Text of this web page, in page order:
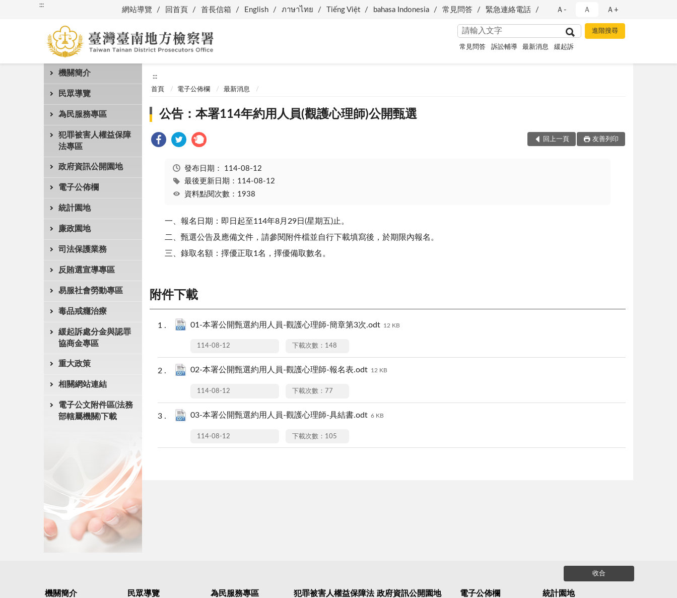
:::
網站導覽 回首頁 首長信箱 English ภาษาไทย Tiếng Việt bahasa Indonesia 常見問答 緊急連絡電話 Ａ- Ａ Ａ+
常見問答 訴訟輔導 最新消息 緩起訴
機關簡介
民眾導覽
為民服務專區
犯罪被害人權益保障
法專區
政府資訊公開園地
電子公佈欄
統計園地
廉政園地
司法保護業務
反賄選宣導專區
易服社會勞動專區
毒品戒癮治療
緩起訴處分金與認罪
協商金專區
重大政策
相關網站連結
電子公文附件區(法務
部轄屬機關)下載
:::
首頁 電子公佈欄 最新消息
公告：本署114年約用人員(觀護心理師)公開甄選
回上一頁 友善列印
發布日期： 114-08-12
最後更新日期：114-08-12
資料點閱次數：1938
一、報名日期：即日起至114年8月29日(星期五)止。
二、甄選公告及應備文件，請參閱附件檔並自行下載填寫後，於期限內報名。
三、錄取名額：擇優正取1名，擇優備取數名。
附件下載
01-本署公開甄選約用人員-觀護心理師-簡章第3次.odt 12 KB
114-08-12 下載次數：148
02-本署公開甄選約用人員-觀護心理師-報名表.odt 12 KB
114-08-12 下載次數：77
03-本署公開甄選約用人員-觀護心理師-具結書.odt 6 KB
114-08-12 下載次數：105
收合
機關簡介 民眾導覽 為民服務專區
犯罪被害人權益保障法 政府資訊公開園地 電子公佈欄 統計園地